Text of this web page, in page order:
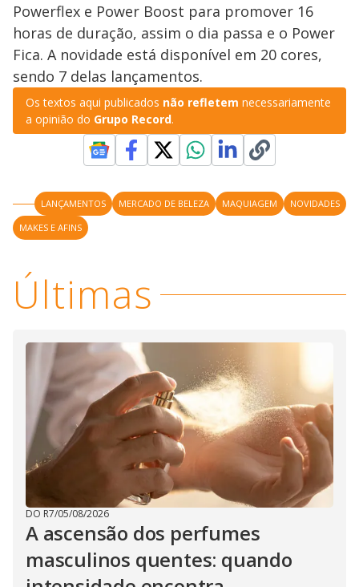
Powerflex e Power Boost para promover 16
horas de duração, assim o dia passa e o Power
Fica. A novidade está disponível em 20 cores,
sendo 7 delas lançamentos.
Os textos aqui publicados não refletem necessariamente
a opinião do Grupo Record.
LANÇAMENTOS MERCADO DE BELEZA MAQUIAGEM
NOVIDADES
MAKES E AFINS
Últimas
DO R7/05/08/2026
A ascensão dos perfumes
masculinos quentes: quando